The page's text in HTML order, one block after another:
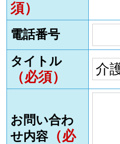
須）
電話番号
タイトル
（必須）
お問い合わ
せ内容（必